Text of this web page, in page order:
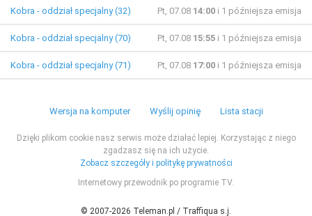
Kobra - oddział specjalny (32) Pt, 07.08 14:00 i 1 późniejsza emisja
Kobra - oddział specjalny (70) Pt, 07.08 15:55 i 1 późniejsza emisja
Kobra - oddział specjalny (71) Pt, 07.08 17:00 i 1 późniejsza emisja
Wersja na komputer Wyślij opinię Lista stacji
Dzięki plikom cookie nasz serwis może działać lepiej. Korzystając z niego
zgadzasz się na ich użycie.
Zobacz szczegóły i politykę prywatności
Internetowy przewodnik po programie TV.
© 2007-2026 Teleman.pl / Traffiqua s.j.